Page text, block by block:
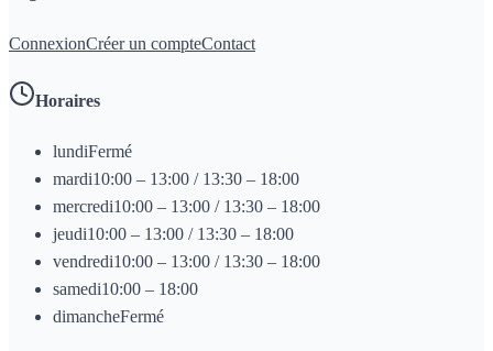
ConnexionCréer un compteContact
Horaires
lundiFermé
mardi10:00 – 13:00 / 13:30 – 18:00
mercredi10:00 – 13:00 / 13:30 – 18:00
jeudi10:00 – 13:00 / 13:30 – 18:00
vendredi10:00 – 13:00 / 13:30 – 18:00
samedi10:00 – 18:00
dimancheFermé